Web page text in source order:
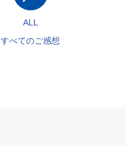
ALL
すべてのご感想